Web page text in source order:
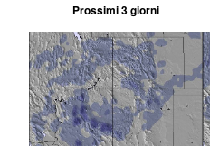
Prossimi 3 giorni